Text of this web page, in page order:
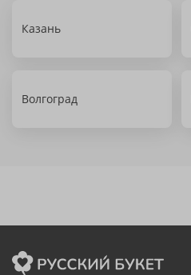
Казань
Волгоград